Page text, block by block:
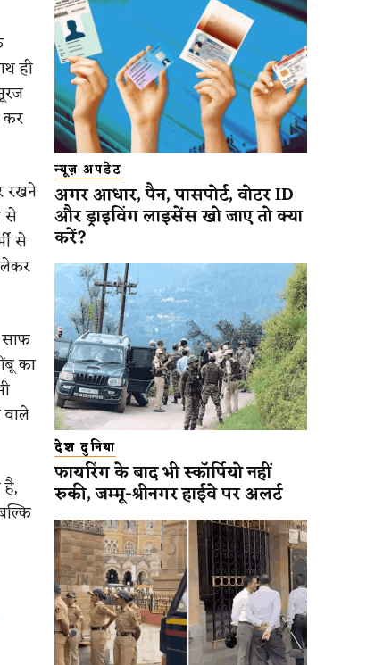
ही
रखने
से
से
का
न्यूज़ अपडेट
अगर आधार, पैन, पासपोर्ट, वोटर ID
और ड्राइविंग लाइसेंस खो जाए तो क्या
करें?
देश दुनिया
फायरिंग के बाद भी स्कॉर्पियो नहीं
रुकी, जम्मू-श्रीनगर हाईवे पर अलर्ट